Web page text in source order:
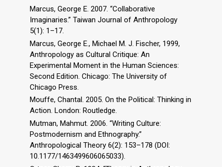
Marcus, George E. 2007. “Collaborative
Imaginaries.” Taiwan Journal of Anthropology
5(1): 1–17.
Marcus, George E., Michael M. J. Fischer, 1999,
Anthropology as Cultural Critique: An
Experimental Moment in the Human Sciences:
Second Edition. Chicago: The University of
Chicago Press.
Mouffe, Chantal. 2005. On the Political: Thinking in
Action. London: Routledge.
Mutman, Mahmut. 2006. “Writing Culture:
Postmodernism and Ethnography.”
Anthropological Theory 6(2): 153–178 (DOI:
10.1177/1463499606065033).